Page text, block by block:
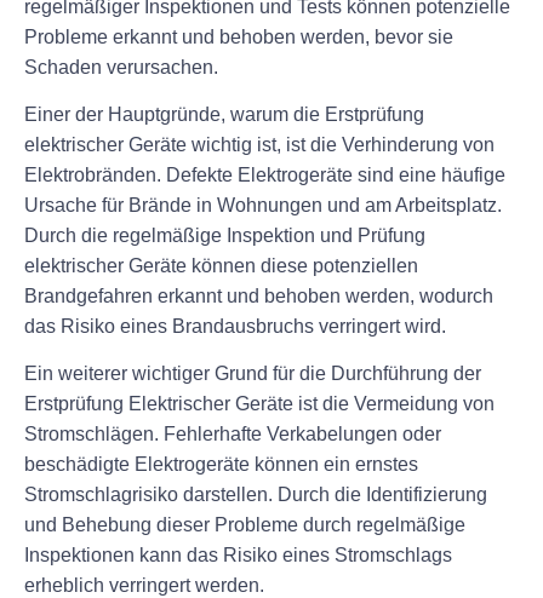
regelmäßiger Inspektionen und Tests können potenzielle
Probleme erkannt und behoben werden, bevor sie
Schaden verursachen.
Einer der Hauptgründe, warum die Erstprüfung
elektrischer Geräte wichtig ist, ist die Verhinderung von
Elektrobränden. Defekte Elektrogeräte sind eine häufige
Ursache für Brände in Wohnungen und am Arbeitsplatz.
Durch die regelmäßige Inspektion und Prüfung
elektrischer Geräte können diese potenziellen
Brandgefahren erkannt und behoben werden, wodurch
das Risiko eines Brandausbruchs verringert wird.
Ein weiterer wichtiger Grund für die Durchführung der
Erstprüfung Elektrischer Geräte ist die Vermeidung von
Stromschlägen. Fehlerhafte Verkabelungen oder
beschädigte Elektrogeräte können ein ernstes
Stromschlagrisiko darstellen. Durch die Identifizierung
und Behebung dieser Probleme durch regelmäßige
Inspektionen kann das Risiko eines Stromschlags
erheblich verringert werden.